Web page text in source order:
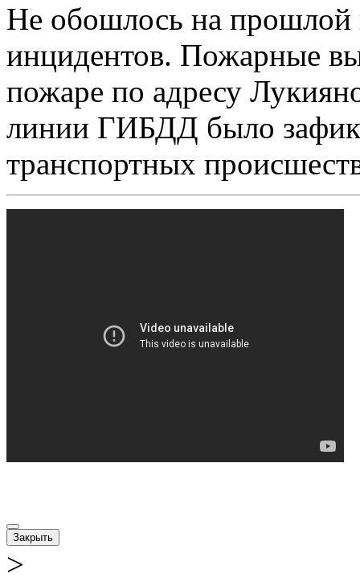
Не обошлось на прошлой
инцидентов. Пожарные
пожаре по адресу
линии ГИБДД было
транспортных
Закрыть
>